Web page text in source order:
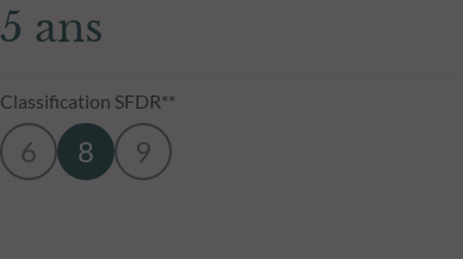
5 ans
Classification SFDR**
6 8 9